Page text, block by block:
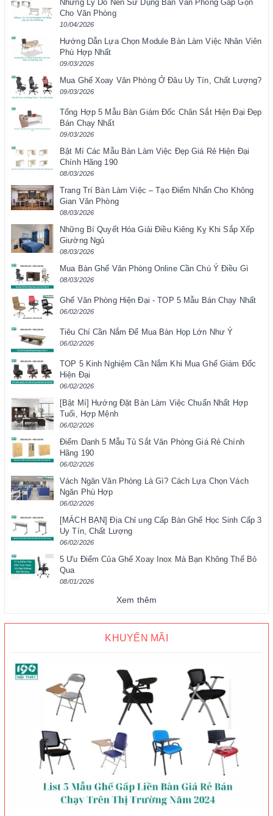
Những Lý Do Nên Sử Dụng Bàn Văn Phòng Gấp Gọn
Cho Văn Phòng
10/04/2026
Hướng Dẫn Lựa Chọn Module Bàn Làm Việc Nhân Viên
Phù Hợp Nhất
09/03/2026
Mua Ghế Xoay Văn Phòng Ở Đâu Uy Tín, Chất Lượng?
09/03/2026
Tổng Hợp 5 Mẫu Bàn Giám Đốc Chân Sắt Hiện Đại Đẹp
Bán Chạy Nhất
09/03/2026
Bật Mí Các Mẫu Bàn Làm Việc Đẹp Giá Rẻ Hiện Đại
Chính Hãng 190
08/03/2026
Trang Trí Bàn Làm Việc – Tạo Điểm Nhấn Cho Không
Gian Văn Phòng
08/03/2026
Những Bí Quyết Hóa Giải Điều Kiêng Kỵ Khi Sắp Xếp
Giường Ngủ
08/03/2026
Mua Bàn Ghế Văn Phòng Online Cần Chú Ý Điều Gì
08/03/2026
Ghế Văn Phòng Hiện Đại - TOP 5 Mẫu Bán Chạy Nhất
06/02/2026
Tiêu Chí Cần Nắm Để Mua Bàn Họp Lớn Như Ý
06/02/2026
TOP 5 Kinh Nghiệm Cần Nắm Khi Mua Ghế Giám Đốc
Hiện Đại
06/02/2026
[Bật Mí] Hướng Đặt Bàn Làm Việc Chuẩn Nhất Hợp
Tuổi, Hợp Mệnh
06/02/2026
Điểm Danh 5 Mẫu Tủ Sắt Văn Phòng Giá Rẻ Chính
Hãng 190
06/02/2026
Vách Ngăn Văn Phòng Là Gì? Cách Lựa Chọn Vách
Ngăn Phù Hợp
06/02/2026
[MÁCH BẠN] Địa Chỉ ung Cấp Bàn Ghế Học Sinh Cấp 3
Uy Tín, Chất Lượng
06/02/2026
5 Ưu Điểm Của Ghế Xoay Inox Mà Bạn Không Thể Bỏ
Qua
08/01/2026
Xem thêm
KHUYẾN MÃI